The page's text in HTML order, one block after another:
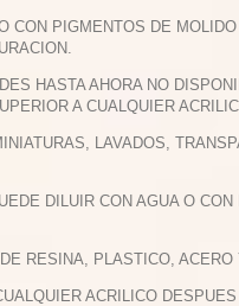
CON PIGMENTOS DE
HASTA AHORA NO
A CUALQUIER
LAVADOS,
DILUIR CON AGUA O
RESINA, PLASTICO, ACERO
ACRILICO